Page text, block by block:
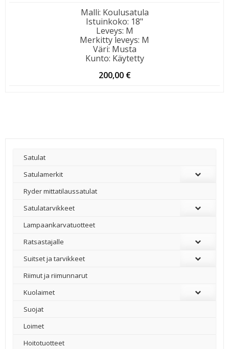
Malli: Koulusatula
Istuinkoko: 18"
Leveys: M
Merkitty leveys: M
Väri: Musta
Kunto: Käytetty
200,00 €
Satulat
Satulamerkit
Ryder mittatilaussatulat
Satulatarvikkeet
–
Lampaankarvatuotteet
Ratsastajalle
Suitset ja tarvikkeet
Riimut ja riimunnarut
Kuolaimet
Suojat
Loimet
Hoitotuotteet